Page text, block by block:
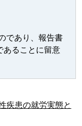
であり、報告書
あることに留意
疾患の就労実態と